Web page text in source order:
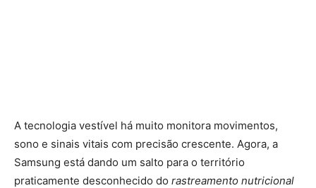
A tecnologia vestível há muito monitora movimentos,
sono e sinais vitais com precisão crescente. Agora, a
Samsung está dando um salto para o território
praticamente desconhecido do rastreamento nutricional